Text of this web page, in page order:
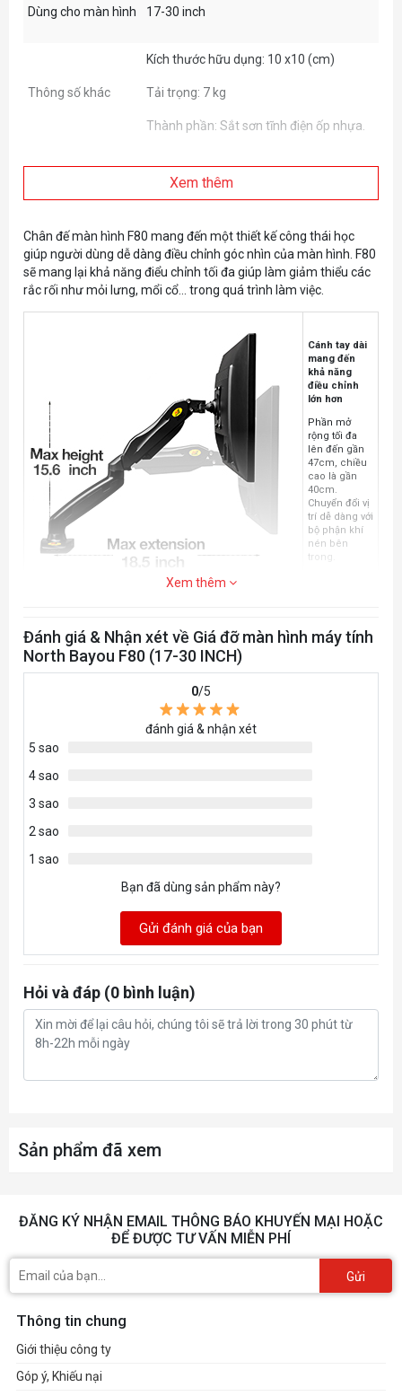
Dùng cho màn hình 17-30 inch
Thông số khác
Kích thước hữu dụng: 10 x10 (cm)
Tải trọng: 7 kg
Thành phần: Sắt sơn tĩnh điện ốp nhựa.
Xem thêm
Chân đế màn hình F80 mang đến một thiết kế công thái học
giúp người dùng dễ dàng điều chỉnh góc nhìn của màn hình. F80
sẽ mang lại khả năng điểu chỉnh tối đa giúp làm giảm thiểu các
rắc rối như mỏi lưng, mổi cổ... trong quá trình làm việc.
Cánh tay dài
mang đến
khả năng
điều chỉnh
lớn hơn
Phần mở
rộng tối đa
lên đến gần
47cm, chiều
cao là gần
40cm.
Chuyển đổi vị
trí dễ dàng với
bộ phận khí
nén bên
trong.
Khả năng
Chuyển động
50 độ giúp
Lắp đặt dễ
dàng
Khả năng lắp
đặt đa dạng
dàngcho
Xem thêm
Đánh giá & Nhận xét về Giá đỡ màn hình máy tính
North Bayou F80 (17-30 INCH)
0/5
đánh giá & nhận xét
5 sao
4 sao
3 sao
2 sao
1 sao
Bạn đã dùng sản phẩm này?
Gửi đánh giá của bạn
Hỏi và đáp (0 bình luận)
Sản phẩm đã xem
ĐĂNG KÝ NHẬN EMAIL THÔNG BÁO KHUYẾN MẠI HOẶC
ĐỂ ĐƯỢC TƯ VẤN MIỄN PHÍ
Gửi
Thông tin chung
Giới thiệu công ty
Góp ý, Khiếu nại